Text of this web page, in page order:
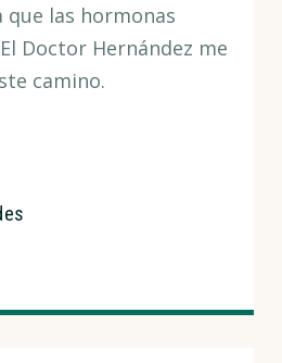
que las hormonas
Doctor Hernández me
camino.